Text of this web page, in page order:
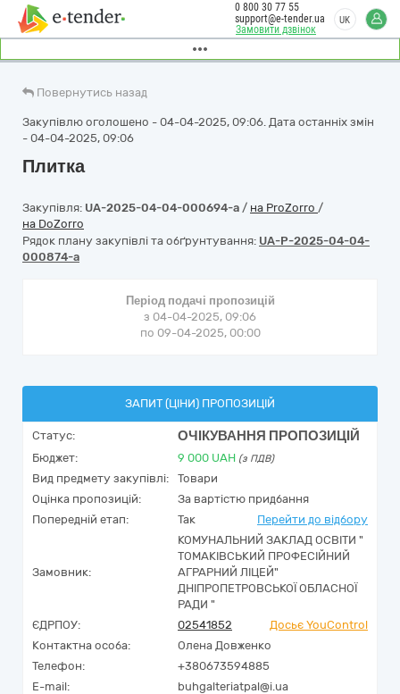
Замовити дзвінок
0 800 30 77 55
support@e-tender.ua
UK
Повернутись назад
Закупівлю оголошено - 04-04-2025, 09:06. Дата останніх змін
- 04-04-2025, 09:06
Плитка
Закупівля: UA-2025-04-04-000694-a / на ProZorro /
на DoZorro
Рядок плану закупівлі та обґрунтування: UA-P-2025-04-04-
000874-a
Період подачі пропозицій
з 04-04-2025, 09:06
по 09-04-2025, 00:00
ЗАПИТ (ЦІНИ) ПРОПОЗИЦІЙ
Статус: ОЧІКУВАННЯ ПРОПОЗИЦІЙ
Бюджет: 9 000 UAH (з ПДВ)
Вид предмету закупівлі:
Товари
Оцінка пропозицій:
За вартістю придбання
Попередній етап:
Так Перейти до відбору
Замовник:
КОМУНАЛЬНИЙ ЗАКЛАД ОСВІТИ "
ТОМАКІВСЬКИЙ ПРОФЕСІЙНИЙ
АГРАРНИЙ ЛІЦЕЙ"
ДНІПРОПЕТРОВСЬКОЇ ОБЛАСНОЇ
РАДИ "
ЄДРПОУ:
02541852
Досьє YouControl
Контактна особа:
Олена Довженко
Телефон:
+380673594885
E-mail:
buhgalteriatpal@i.ua